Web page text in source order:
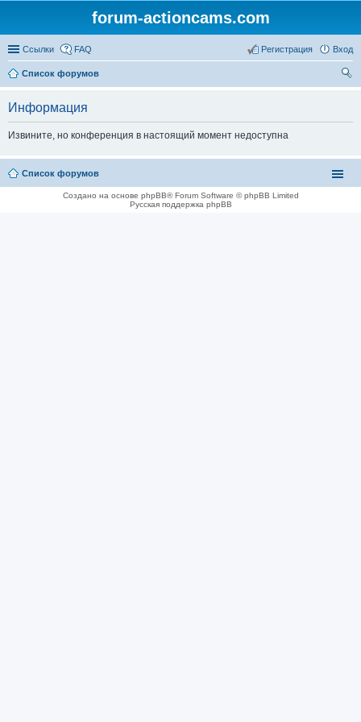
forum-actioncams.com
Ссылки FAQ Вход
Регистрация
Список форумов
Информация
Извините, но конференция в настоящий момент недоступна
Список форумов
Создано на основе phpBB® Forum Software © phpBB Limited
Русская поддержка phpBB